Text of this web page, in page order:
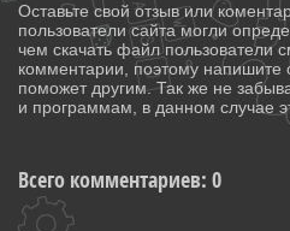
Оставьте свой отзыв или
пользователи сайта могли
чем скачать файл пользователи
комментарии, поэтому
поможет другим. Так же не
и программам, в данном случае
Всего комментариев: 0